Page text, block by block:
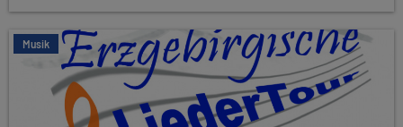
Musik